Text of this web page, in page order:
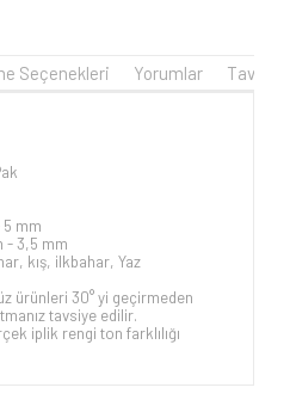
Seçenekleri Yorumlar
5 mm
- 3,5 mm
kış, ilkbahar, Yaz
ürünleri 30° yi geçirmeden
tavsiye edilir.
iplik rengi ton farklılığı